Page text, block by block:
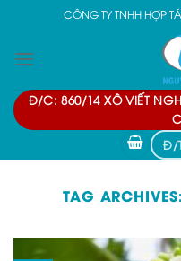
content
CÔNG TY TNHH HỢP
Đ/C: 860/14 XÔ VIẾT
Đ/
TAG ARCHIVES: